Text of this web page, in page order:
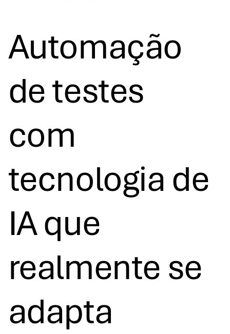
Automação
de testes
com
tecnologia de
IA que
realmente se
adapta